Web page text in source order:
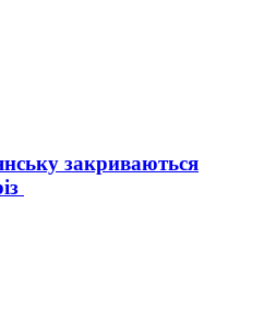
закриваються